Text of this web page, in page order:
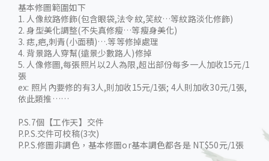
基本修圖範圍如下
1. 人像紋路修飾(包含眼袋,法令紋,笑紋…等紋路淡化修飾)
2. 身型美化調整(不失真修瘦…等瘦身美化)
3. 痣,疤,刺青(小面積)….等等修掉處理
4. 背景路人穿幫(遠景少數路人)修掉
5. 人像修圖,每張照片以2人為限,超出部份每多一人加收15元/1
張
ex: 照片內要修的有3人,則加收15元/1張; 4人則加收30元/1張,
依此類推……
P.S.7個【工作天】交件
P.P.S.交件可校稿(3次)
P.P.S.修圖非調色，基本修圖or基本調色都各是 NT$50元/1張